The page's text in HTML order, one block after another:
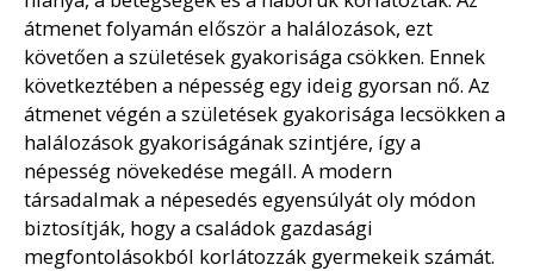
átmenet folyamán először a halálozások, ezt
követően a születések gyakorisága csökken. Ennek
következtében a népesség egy ideig gyorsan nő. Az
átmenet végén a születések gyakorisága lecsökken a
halálozások gyakoriságának szintjére, így a
népesség növekedése megáll. A modern
társadalmak a népesedés egyensúlyát oly módon
biztosítják, hogy a családok gazdasági
megfontolásokból korlátozzák gyermekeik számát.